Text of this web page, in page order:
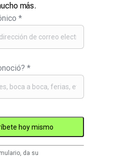
más.
*
*
da su